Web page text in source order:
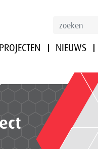
PROJECTEN NIEUWS